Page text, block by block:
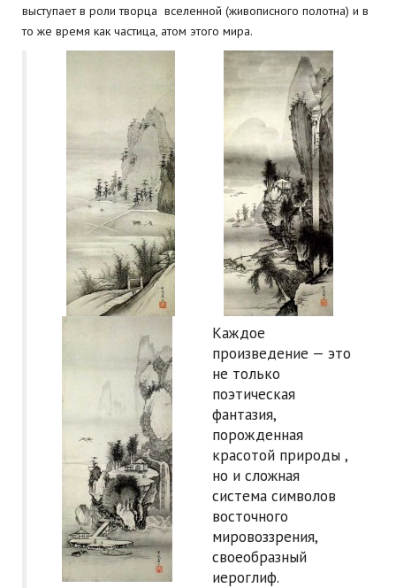
выступает в роли творца вселенной (живописного полотна) и в
то же время как частица, атом этого мира.
Каждое
произведение — это
не только
поэтическая
фантазия,
порожденная
красотой природы ,
но и сложная
система символов
восточного
мировоззрения,
своеобразный
иероглиф.